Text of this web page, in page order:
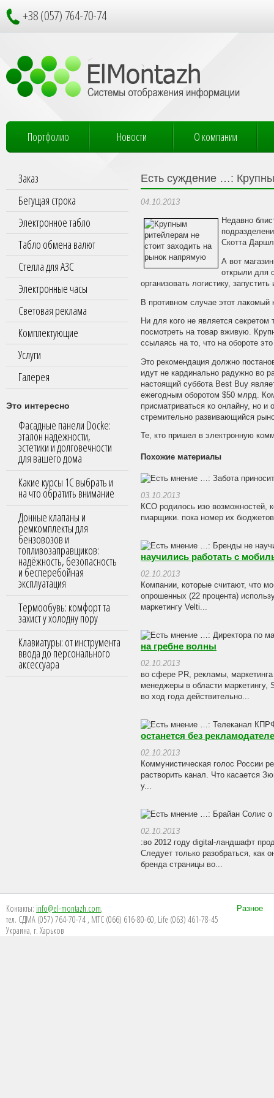
+38 (057) 764-70-74
Портфолио Новости О компании
Заказ
Бегущая строка
Электронное табло
Табло обмена валют
Стелла для АЗС
Электронные часы
Световая реклама
Комплектующие
Услуги
Галерея
Это интересно
Фасадные панели Docke:
эталон надежности,
эстетики и долговечности
для вашего дома
Какие курсы 1С выбрать и
на что обратить внимание
Донные клапаны и
ремкомплекты для
бензовозов и
топливозаправщиков:
надёжность, безопасность
и бесперебойная
эксплуатация
Термообувь: комфорт та
захист у холодну пору
Клавиатуры: от инструмента
ввода до персонального
аксессуара
Есть суждение …:
04.10.2013
Недавно
Скотта
А вот
открыли для
организовать логистику,
В противном случае этот лакомый
Ни для кого не является
посмотреть на товар вживую.
ссылаясь на то, что на обороте
Это рекомендация должно
идут не кардинально радужно во
настоящий суббота Best Buy
ежегодным оборотом $50 млрд.
присматриваться ко онлайну, но и
стремительно развивающийся
Те, кто пришел в электронную
Похожие материалы
03.10.2013
КСО родилось изо возможностей,
пиарщики. пока номер их
научились работать с
02.10.2013
Компании, которые считают, что
опрошенных (22 процента)
маркетингу Velti...
на гребне волны
02.10.2013
во сфере PR, рекламы,
менеджеры в области маркетингу,
во ход года действительно...
останется без
02.10.2013
Коммунистическая голос России
растворить канал. Что касается
у...
02.10.2013
:во 2012 году digital-ландшафт
Следует только разобраться, как
бренда страницы во...
Контакты: info@el-montazh.com,
тел. СДМА (057) 764-70-74 , МТС (066) 616-80-60, Life (063) 461-78-45
Украина, г. Харьков
Разное